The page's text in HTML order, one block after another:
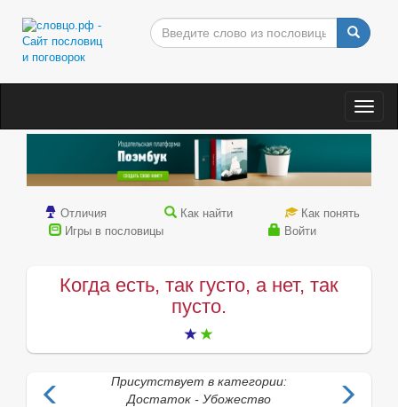
Отличия Как найти
Как понять
Игры в пословицы
Войти
Когда есть, так густо, а нет, так
пусто.
Присутствует в категории:
Достаток - Убожество